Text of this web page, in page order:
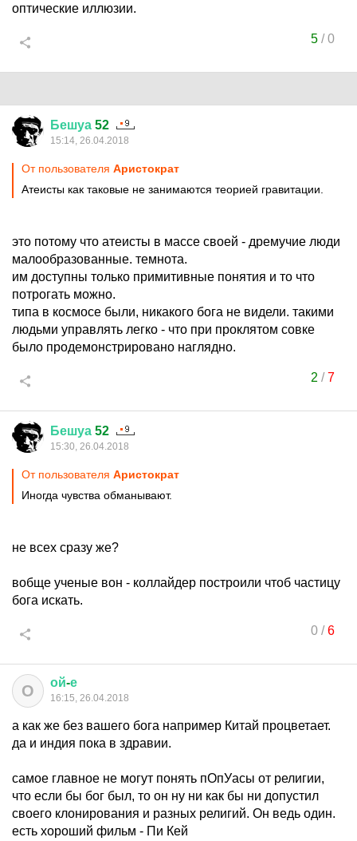
оптические иллюзии.
5/0
Бешуа 52
15:14, 26.04.2018
От пользователя Аристoкрат
Атеисты как таковые не занимаются теорией гравитации.
это потому что атеисты в массе своей - дремучие люди
малообразованные. темнота.
им доступны только примитивные понятия и то что
потрогать можно.
типа в космосе были, никакого бога не видели. такими
людьми управлять легко - что при проклятом совке
было продемонстрировано наглядно.
2 /7
Бешуа 52
15:30, 26.04.2018
От пользователя Аристoкрат
Иногда чувства обманывают.
не всех сразу же?
вобще ученые вон - коллайдер построили чтоб частицу
бога искать.
0/6
О ой-е
16:15, 26.04.2018
а как же без вашего бога например Китай процветает.
да и индия пока в здравии.
самое главное не могут понять пОпУасы от религии,
что если бы бог был, то он ну ни как бы ни допустил
своего клонирования и разных религий. Он ведь один.
есть хороший фильм - Пи Кей